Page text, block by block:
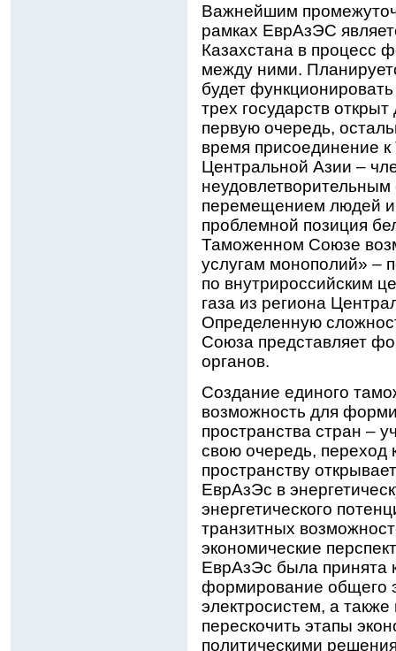
Важнейшим
рамках ЕврАзЭС
Казахстана в процесс
между ними.
будет
трех государств
первую очередь,
время присоединение
Центральной Азии –
перемещением людей и
проблемной позиция
Таможенном Союзе
услугам монополий» –
по внутрироссийским
газа из региона
Определенную
Союза представляет
органов.
Создание единого
возможность для
пространства стран –
свою очередь, переход
пространству
ЕврАзЭс в
энергетического
транзитных
экономические
ЕврАзЭс была принята
формирование общего
электросистем, а
перескочить этапы
политическими